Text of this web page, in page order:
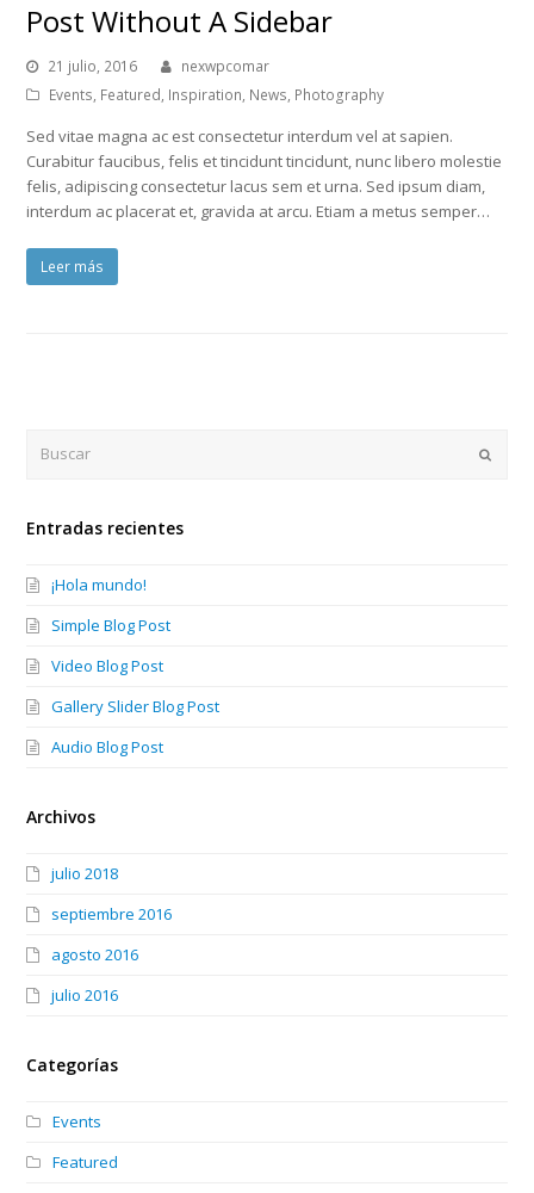
Post Without A Sidebar
21 julio, 2016
nexwpcomar
Events, Featured, Inspiration, News, Photography
Sed vitae magna ac est consectetur interdum vel at sapien.
Curabitur faucibus, felis et tincidunt tincidunt, nunc libero molestie
felis, adipiscing consectetur lacus sem et urna. Sed ipsum diam,
interdum ac placerat et, gravida at arcu. Etiam a metus semper…
Leer más
Enviar
Entradas recientes
¡Hola mundo!
Simple Blog Post
Video Blog Post
Gallery Slider Blog Post
Audio Blog Post
Archivos
julio 2018
septiembre 2016
agosto 2016
julio 2016
Categorías
Events
Featured